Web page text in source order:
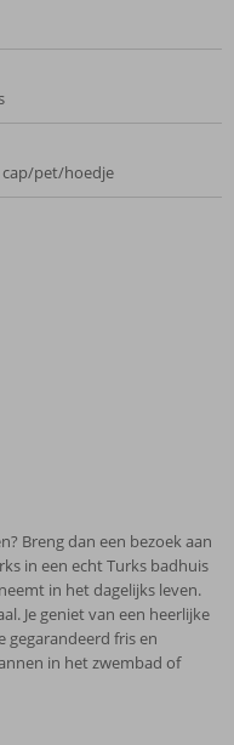
cap/pet/hoedje
Breng dan een bezoek aan
in een echt Turks badhuis
in het dagelijks leven.
Je geniet van een heerlijke
gegarandeerd fris en
in het zwembad of